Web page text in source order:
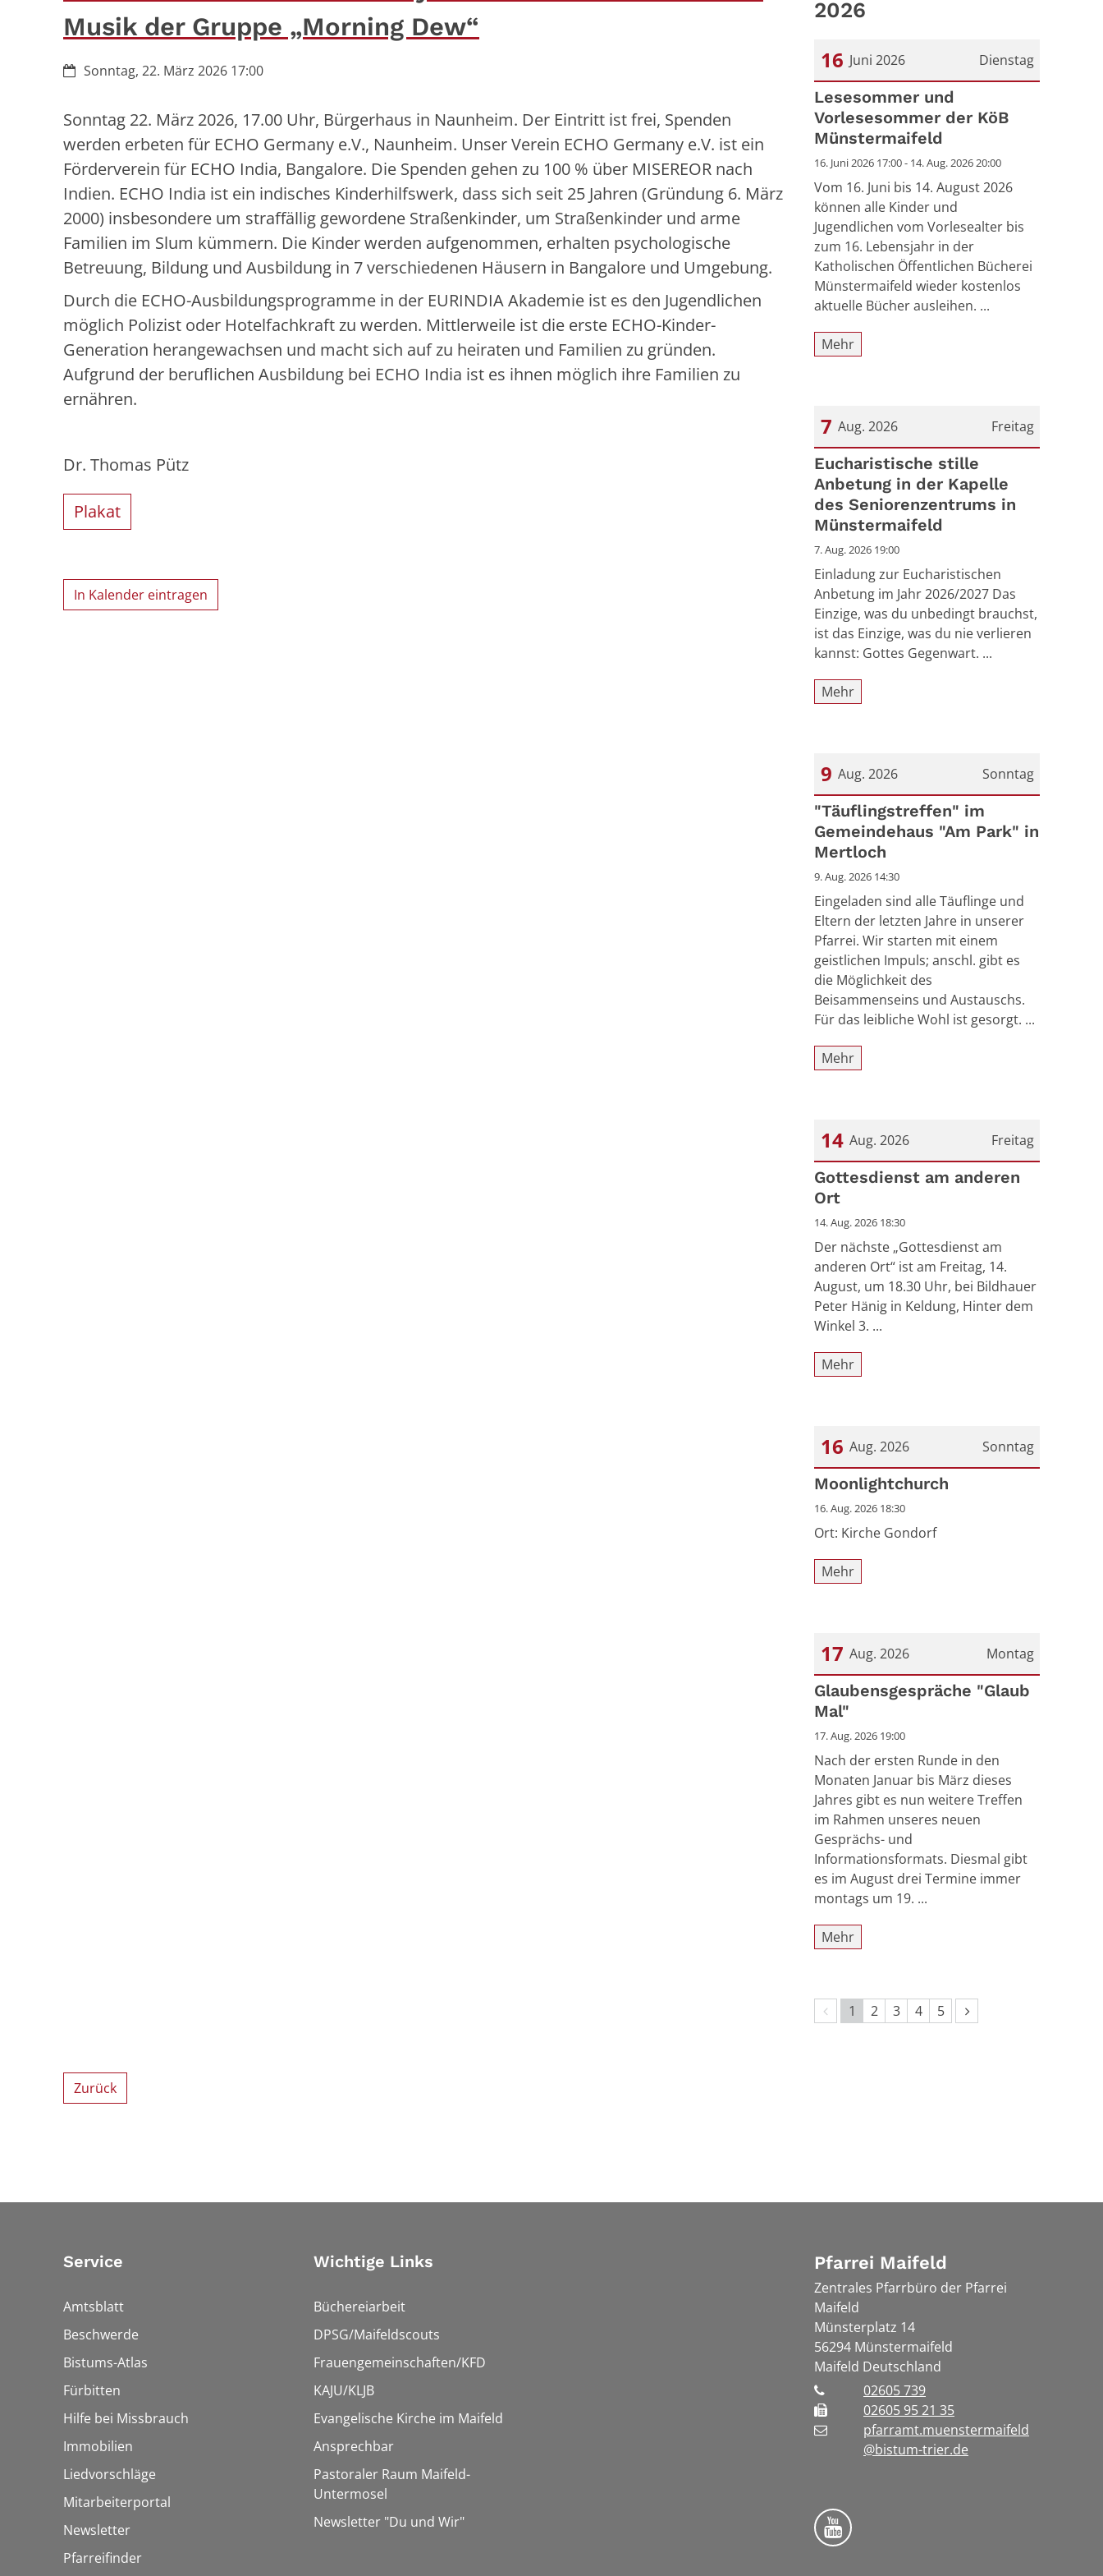
Musik der Gruppe „Morning Dew“
Datum:Sonntag, 22. März 2026 17:00
Sonntag 22. März 2026, 17.00 Uhr, Bürgerhaus in Naunheim. Der Eintritt ist frei, Spenden
werden erbeten für ECHO Germany e.V., Naunheim. Unser Verein ECHO Germany e.V. ist ein
Förderverein für ECHO India, Bangalore. Die Spenden gehen zu 100 % über MISEREOR nach
Indien. ECHO India ist ein indisches Kinderhilfswerk, dass sich seit 25 Jahren (Gründung 6. März
2000) insbesondere um straffällig gewordene Straßenkinder, um Straßenkinder und arme
Familien im Slum kümmern. Die Kinder werden aufgenommen, erhalten psychologische
Betreuung, Bildung und Ausbildung in 7 verschiedenen Häusern in Bangalore und Umgebung.
Durch die ECHO-Ausbildungsprogramme in der EURINDIA Akademie ist es den Jugendlichen
möglich Polizist oder Hotelfachkraft zu werden. Mittlerweile ist die erste ECHO-Kinder-
Generation herangewachsen und macht sich auf zu heiraten und Familien zu gründen.
Aufgrund der beruflichen Ausbildung bei ECHO India ist es ihnen möglich ihre Familien zu
ernähren.
Dr. Thomas Pütz
Plakat
In Kalender eintragen
2026
Dienstag
16 Juni 2026
Datum: 16. Juni 2026
Lesesommer und
Vorlesesommer der KöB
Münstermaifeld
16. Juni 2026 17:00 - 14. Aug. 2026 20:00
Vom 16. Juni bis 14. August 2026
können alle Kinder und
Jugendlichen vom Vorlesealter bis
zum 16. Lebensjahr in der
Katholischen Öffentlichen Bücherei
Münstermaifeld wieder kostenlos
aktuelle Bücher ausleihen. ...
Mehr
Freitag
7 Aug. 2026
Datum: 7. August 2026
Eucharistische stille
Anbetung in der Kapelle
des Seniorenzentrums in
Münstermaifeld
7. Aug. 2026 19:00
Einladung zur Eucharistischen
Anbetung im Jahr 2026/2027 Das
Einzige, was du unbedingt brauchst,
ist das Einzige, was du nie verlieren
kannst: Gottes Gegenwart. ...
Mehr
Sonntag
9 Aug. 2026
Datum: 9. August 2026
"Täuflingstreffen" im
Gemeindehaus "Am Park" in
Mertloch
9. Aug. 2026 14:30
Eingeladen sind alle Täuflinge und
Eltern der letzten Jahre in unserer
Pfarrei. Wir starten mit einem
geistlichen Impuls; anschl. gibt es
die Möglichkeit des
Beisammenseins und Austauschs.
Für das leibliche Wohl ist gesorgt. ...
Mehr
Freitag
14 Aug. 2026
Datum: 14. August 2026
Gottesdienst am anderen
Ort
14. Aug. 2026 18:30
Der nächste „Gottesdienst am
anderen Ort“ ist am Freitag, 14.
August, um 18.30 Uhr, bei Bildhauer
Peter Hänig in Keldung, Hinter dem
Winkel 3. ...
Mehr
Sonntag
16 Aug. 2026
Datum: 16. August 2026
Moonlightchurch
16. Aug. 2026 18:30
Ort: Kirche Gondorf
Mehr
Montag
17 Aug. 2026
Datum: 17. August 2026
Glaubensgespräche "Glaub
Mal"
17. Aug. 2026 19:00
Nach der ersten Runde in den
Monaten Januar bis März dieses
Jahres gibt es nun weitere Treffen
im Rahmen unseres neuen
Gesprächs- und
Informationsformats. Diesmal gibt
es im August drei Termine immer
montags um 19. ...
Mehr
Vorherige Seite
1 2 3 4 5 Nächste Seite
Zurück
Service
Amtsblatt
Beschwerde
Bistums-Atlas
Fürbitten
Hilfe bei Missbrauch
Immobilien
Liedvorschläge
Mitarbeiterportal
Newsletter
Pfarreifinder
Wichtige Links
Büchereiarbeit
DPSG/Maifeldscouts
Frauengemeinschaften/KFD
KAJU/KLJB
Evangelische Kirche im Maifeld
Ansprechbar
Pastoraler Raum Maifeld-
Untermosel
Newsletter "Du und Wir"
Pfarrei Maifeld
Zentrales Pfarrbüro der Pfarrei
Maifeld
Münsterplatz 14
56294 Münstermaifeld
Maifeld Deutschland
02605 739
02605 95 21 35
pfarramt.muenstermaifeld
@bistum-trier.de
Folge uns auf YouTube